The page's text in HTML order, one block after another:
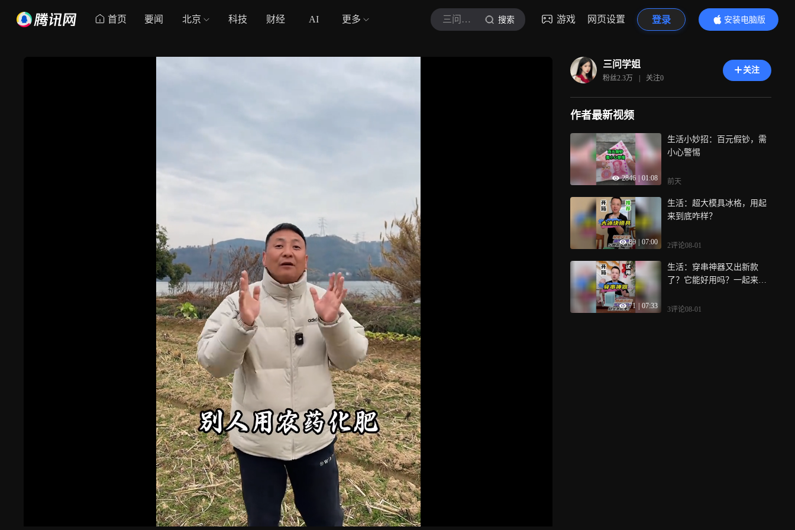
首页 要闻 北京 科技 财经 AI 更多 三问学姐 搜索 游戏 网页设置 登录
安装电脑版
内容更精彩
三问学姐
粉丝2.3万 | 关注0
关注
作者最新视频
2846 01:08
生活小妙招：百元假钞，需
小心警惕
前天
80 07:00
生活：超大模具冰格，用起
来到底咋样？
2评论08-01
71 07:33
生活：穿串神器又出新款
了？它能好用吗？一起来看
3评论08-01